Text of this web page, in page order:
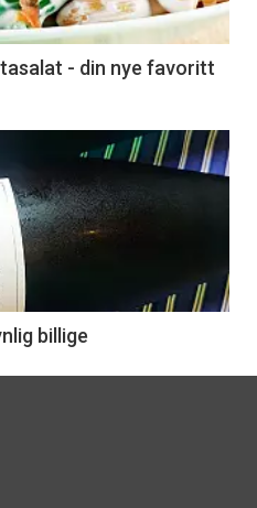
- din nye favoritt
billige